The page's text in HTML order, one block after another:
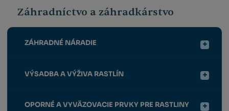
Záhradníctvo a záhradkárstvo
ZÁHRADNÉ NÁRADIE
VÝSADBA A VÝŽIVA RASTLÍN
OPORNÉ A VYVÄZOVACIE PRVKY PRE RASTLINY